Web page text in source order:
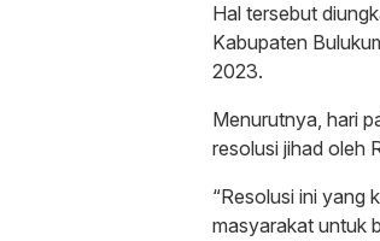
Hal tersebut
Kabupaten
2023.
Menurutnya, hari
resolusi jihad oleh
“Resolusi ini yang
masyarakat untuk